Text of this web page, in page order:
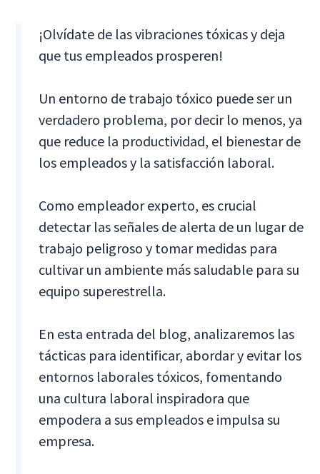
¡Olvídate de las vibraciones tóxicas y deja
que tus empleados prosperen!
Un entorno de trabajo tóxico puede ser un
verdadero problema, por decir lo menos, ya
que reduce la productividad, el bienestar de
los empleados y la satisfacción laboral.
Como empleador experto, es crucial
detectar las señales de alerta de un lugar de
trabajo peligroso y tomar medidas para
cultivar un ambiente más saludable para su
equipo superestrella.
En esta entrada del blog, analizaremos las
tácticas para identificar, abordar y evitar los
entornos laborales tóxicos, fomentando
una cultura laboral inspiradora que
empodera a sus empleados e impulsa su
empresa.